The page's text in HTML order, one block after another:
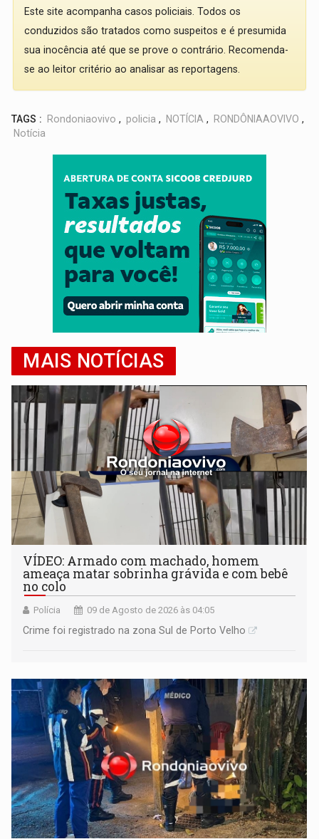
Este site acompanha casos policiais. Todos os
conduzidos são tratados como suspeitos e é presumida
sua inocência até que se prove o contrário. Recomenda-
se ao leitor critério ao analisar as reportagens.
TAGS : Rondoniaovivo , policia , NOTÍCIA , RONDÔNIAAOVIVO ,
Notícia
MAIS NOTÍCIAS
VÍDEO: Armado com machado, homem
ameaça matar sobrinha grávida e com bebê
no colo
Polícia 09 de Agosto de 2026 às 04:05
Crime foi registrado na zona Sul de Porto Velho